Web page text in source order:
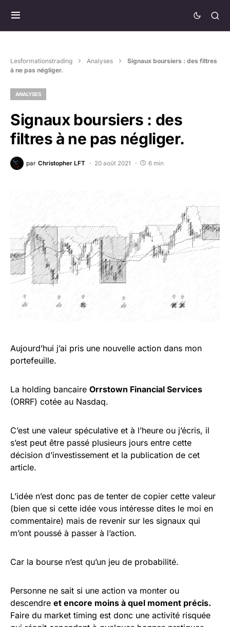
Lesformationstrading Analyses
Signaux boursiers : des filtres
à ne pas négliger.
ANALYSES
Signaux boursiers : des
filtres à ne pas négliger.
par Christopher LFT 20 août 2021 6 min
Aujourd’hui j’ai pris une nouvelle action dans mon
portefeuille.
La holding bancaire Orrstown Financial Services
(ORRF) cotée au Nasdaq.
C’est une valeur spéculative et à l’heure ou j’écris, il
s’est peut être passé plusieurs jours entre cette
décision d’investissement et la publication de cet
article.
L’idée n’est donc pas de tenter de copier cette valeur
(bien que si cette idée vous intéresse dites le moi en
commentaire) mais de revenir sur les signaux qui
m’ont poussé à passer à l’action.
Car la bourse n’est qu’un jeu de probabilité.
Personne ne sait si une action va monter ou
descendre et encore moins à quel moment précis.
Faire du market timing est donc une activité risquée